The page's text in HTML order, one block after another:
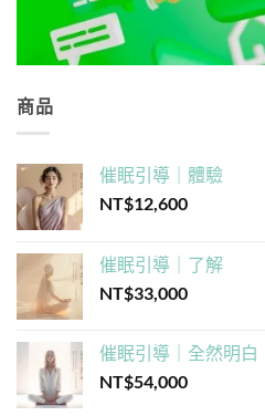
商品
催眠引導｜體驗
NT$12,600
催眠引導｜了解
NT$33,000
催眠引導｜全然明白
NT$54,000